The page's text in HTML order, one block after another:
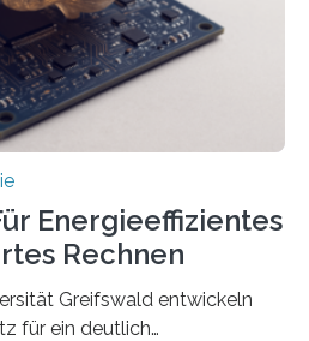
Körperbewegung, Gestik
Energieeffizientes
Rechnen
Greifswald entwickeln
für ein deutlich